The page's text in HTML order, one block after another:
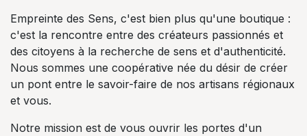
Empreinte des Sens, c'est bien plus qu'une boutique :
c'est la rencontre entre des créateurs passionnés et
des citoyens à la recherche de sens et d'authenticité.
Nous sommes une coopérative née du désir de créer
un pont entre le savoir-faire de nos artisans régionaux
et vous.
Notre mission est de vous ouvrir les portes d'un